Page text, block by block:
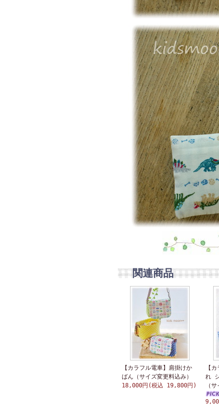
関連商品
【カラフル電車】肩掛けか
ばん（サイズ変更料込み）
18,000円(税込 19,800円)
【
れ
（